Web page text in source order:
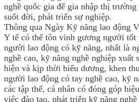
nghề quốc gia để gia nhập thị
suốt đời, phát triển sự nghiệp.
Thông qua Ngày Kỹ năng lao động
Y tế có thể tôn vinh gương người tốt
người lao động có kỹ năng, nhất là
nghề cao, kỹ năng nghề nghiệp xuất
hiện và kịp thời biểu dương, khen
người lao động có tay nghề cao, kỹ
các tập thể, cá nhân có đóng góp
việc đào tạo, phát triển kỹ năng